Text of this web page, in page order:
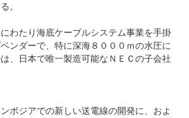
。
わたり海底ケーブルシステム事業を手掛
ンダーで、特に深海８０００ｍの水圧に
、日本で唯一製造可能なＮＥＣの子会社
ボジアでの新しい送電線の開発に、およ